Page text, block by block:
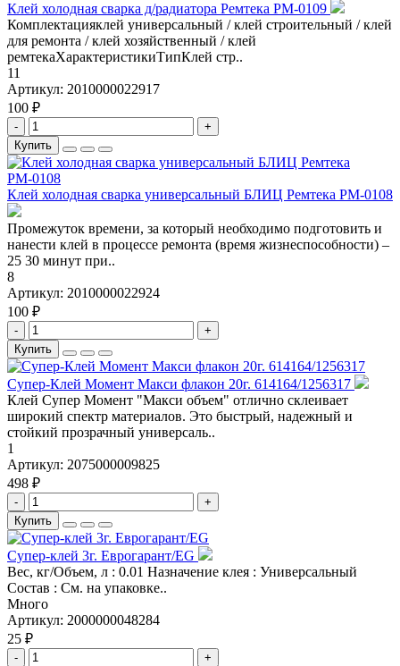
Клей холодная сварка д/радиатора Ремтека РМ-0109
Комплектацияклей универсальный / клей строительный / клей
для ремонта / клей хозяйственный / клей
ремтекаХарактеристикиТипКлей стр..
11
Артикул: 2010000022917
100 ₽
-
+
Купить
Клей холодная сварка универсальный БЛИЦ Ремтека РМ-0108
Промежуток времени, за который необходимо подготовить и
нанести клей в процессе ремонта (время жизнеспособности) –
25 30 минут при..
8
Артикул: 2010000022924
100 ₽
-
+
Купить
Супер-Клей Момент Макси флакон 20г. 614164/1256317
Клей Супер Момент "Макси объем" отлично склеивает
широкий спектр материалов. Это быстрый, надежный и
стойкий прозрачный универсаль..
1
Артикул: 2075000009825
498 ₽
-
+
Купить
Супер-клей 3г. Еврогарант/EG
Вес, кг/Объем, л : 0.01 Назначение клея : Универсальный
Состав : См. на упаковке..
Много
Артикул: 2000000048284
25 ₽
-
+